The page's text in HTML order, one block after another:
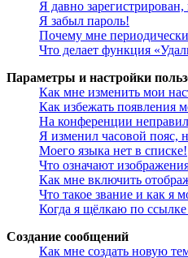
Я давно
Я забыл пароль!
Почему мне
Что делает функция
Параметры и настройки
Как мне изменить мои
Как избежать появления
На конференции
Я изменил часовой пояс,
Моего языка нет в списке!
Что означают
Как мне включить
Что такое звание и как я
Когда я щёлкаю по
Создание сообщений
Как мне создать новую